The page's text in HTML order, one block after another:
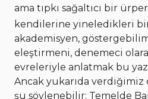
ama tıpkı sağaltıcı bir
kendilerine yineledikleri bir
akademisyen,
eleştirmeni, denemeci
evreleriyle anlatmak bu
Ancak yukarıda
şu söylenebilir: Temelde